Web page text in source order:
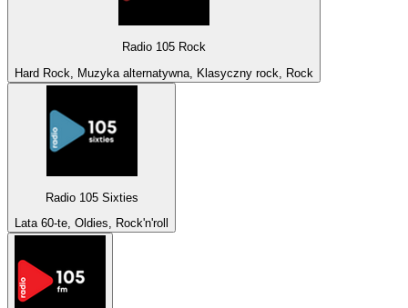
Radio 105 Rock
Hard Rock, Muzyka alternatywna, Klasyczny rock, Rock
Radio 105 Sixties
Lata 60-te, Oldies, Rock'n'roll